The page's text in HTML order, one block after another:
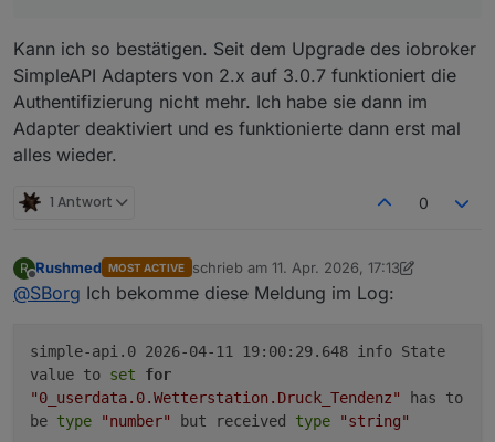
Kann ich so bestätigen. Seit dem Upgrade des iobroker
SimpleAPI Adapters von 2.x auf 3.0.7 funktioniert die
Authentifizierung nicht mehr. Ich habe sie dann im
Adapter deaktiviert und es funktionierte dann erst mal
alles wieder.
1 Antwort 0
R
Offline
Rushmed MOST ACTIVE schrieb am 11. Apr. 2026, 17:13
zuletzt editiert von Rushmed4. Nov. 2026,
@SBorg Ich bekomme diese Meldung im Log:
simple-api.0 2026-04-11 19:00:29.648 info State
value to set
for
"0_userdata.0.Wetterstation.Druck_Tendenz"
has to
be type "number" but received type "string"